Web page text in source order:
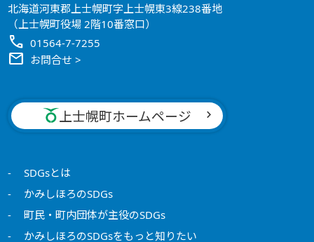
北海道河東郡上士幌町字上士幌東3線238番地
（上士幌町役場 2階10番窓口）
call 01564-7-7255
mail お問合せ >
上士幌町ホームページ
SDGsとは
かみしほろのSDGs
町民・町内団体が主役のSDGs
かみしほろのSDGsをもっと知りたい